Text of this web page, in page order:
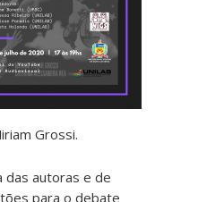
Grossi.
das autoras e de
para o debate